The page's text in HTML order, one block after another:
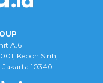
A.6
Kebon Sirih,
Jakarta 10340